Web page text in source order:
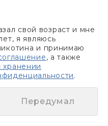
свой возраст и мне
я являюсь
и принимаю
, а также
.
Передумал